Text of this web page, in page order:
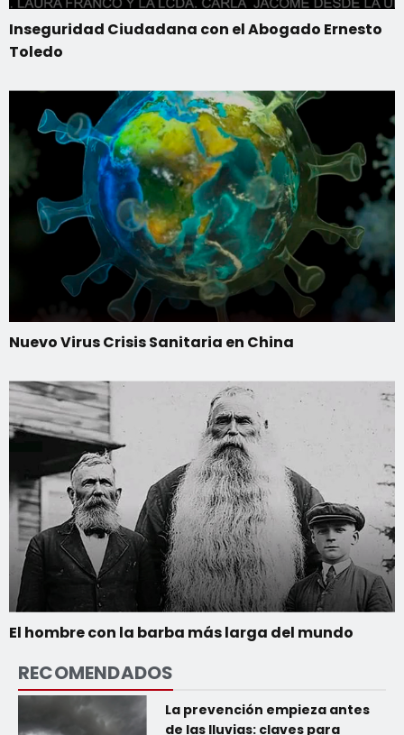
Inseguridad Ciudadana con el Abogado Ernesto
Toledo
Nuevo Virus Crisis Sanitaria en China
El hombre con la barba más larga del mundo
RECOMENDADOS
La prevención empieza antes
de las lluvias: claves para